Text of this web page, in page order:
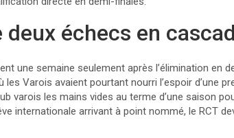
deux échecs en
une semaine seulement après l’élimination en
les Varois avaient pourtant nourri l’espoir d’une
varois les mains vides au terme d’une saison
internationale arrivant à point nommé, le RCT